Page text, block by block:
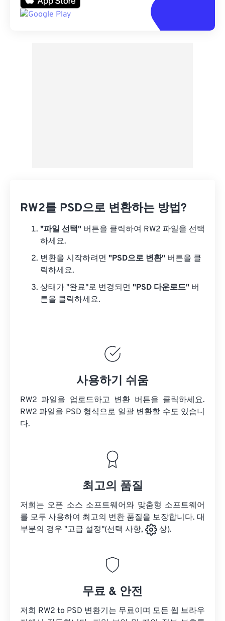
RW2를 PSD으로 변환하는 방법?
"파일 선택" 버튼을 클릭하여 RW2 파일을 선택
하세요.
변환을 시작하려면 "PSD으로 변환" 버튼을 클
릭하세요.
상태가 "완료"로 변경되면 "PSD 다운로드" 버
튼을 클릭하세요.
사용하기 쉬움
RW2 파일을 업로드하고 변환 버튼을 클릭하세요.
RW2 파일을 PSD 형식으로 일괄 변환할 수도 있습니
다.
최고의 품질
저희는 오픈 소스 소프트웨어와 맞춤형 소프트웨어
를 모두 사용하여 최고의 변환 품질을 보장합니다. 대
부분의 경우 "고급 설정"(선택 사항,
상).
무료 & 안전
저희 RW2 to PSD 변환기는 무료이며 모든 웹 브라우